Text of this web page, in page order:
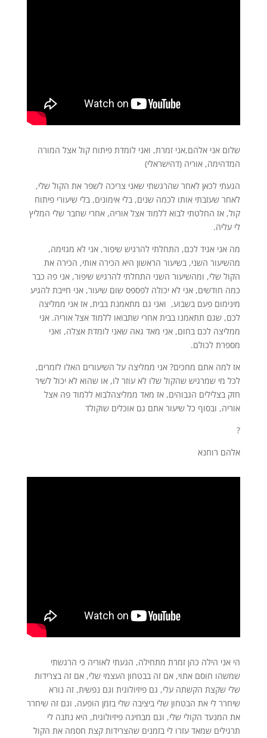
שלום אני אלהם,אני זמרת, ואני לומדת פיתוח קול אצל המורה
המדהימה, אוריה (דהישראלי)
הגעתי לכאן לאחר שהרגשתי שאני צריכה לשפר את הקול שלי,
לאחר שעזבתי אותו לכמה שנים, בלי אימונים, בלי שיעורי פיתוח
קול, אז החלטתי לבוא ללמוד אצל אוריה, אחרי שחבר שלי המליץ
לי עליה.
מה אני אגיד לכם, התחלתי להרגיש שיפור, אני לא מגזימה,
מהשיעור השני, בשיעור הראשון היא הכירה אותי, הכירה את
הקול שלי, ומהשיעור השני התחלתי להרגיש שיפור, אני פה כבר
כמה חודשים, אני לא יכולה לפספס שום שיעור, אני חייבת להגיע
מינימום פעם בשבוע, ואני גם מתאמנת בבית, אז אני ממליצה
לכם, שגם תתאמנו בבית אחרי שתבואו ללמוד אצל אוריה. אני
ממליצה לכם בחום, אני מאד גאה שאני לומדת אצלה, ואני
מספרת לכולם.
אז למה אתם מחכים? אני ממליצה על השיעורים האלו לזמרים,
לכל מי שמרגיש שהקול שלו לא עוזר לו, או שהוא לא יכול לשיר
חזק בצלילים הגבוהים, אז מאד ממליצהלבוא ללמוד פה אצל
אוריה, ובסוף כל שיעור אתם גם אוכלים שוקולד
?
אלהם רוחנא
הי אני הילה כהן זמרת מתחילה, הגעתי לאוריה כי הרגשתי
שמשהו חוסם אתוי, אם זה בבטחון העצמי שלי, אם זה בצרידות
שלי שקצת הקשתה עלי, גם פיזיולוגית וגם נפשית, זה נורא
שיחרר לי את הבטחון שלי ביציבה שלי בזמן הופעה, וגם זה שיחרר
את המנעד הקולי שלי, וגם מבחינה פיזיולוגית, היא נתנה לי
תרגילים שמאד עזרו לי בזמנים שהצרידות קצת חסמה את הקול